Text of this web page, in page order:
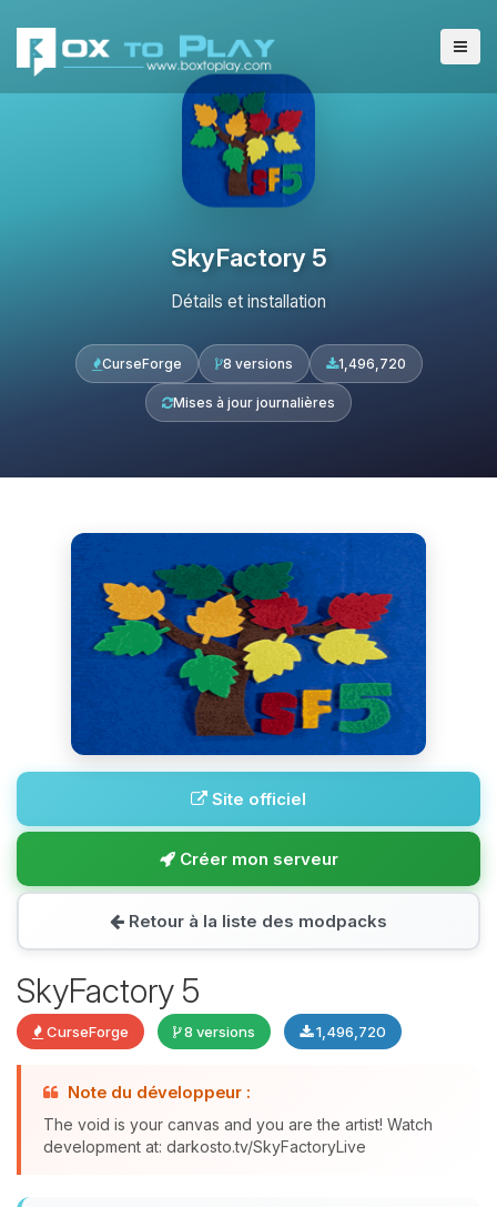
SkyFactory 5
Détails et installation
CurseForge 8 versions 1,496,720
Mises à jour journalières
Site officiel
Créer mon serveur
Retour à la liste des modpacks
SkyFactory 5
CurseForge 8 versions 1,496,720
Note du développeur :
The void is your canvas and you are the artist! Watch
development at: darkosto.tv/SkyFactoryLive